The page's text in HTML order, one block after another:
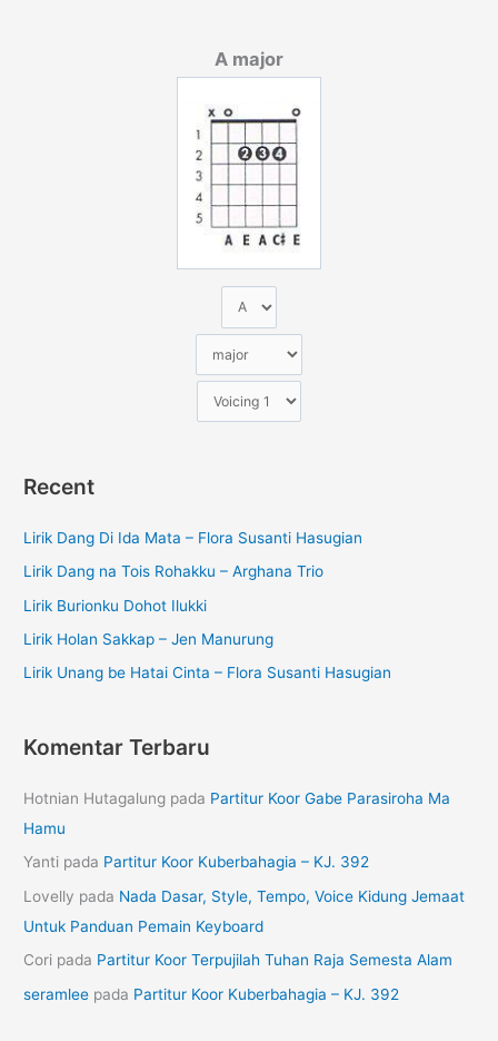
A major
Recent
Lirik Dang Di Ida Mata – Flora Susanti Hasugian
Lirik Dang na Tois Rohakku – Arghana Trio
Lirik Burionku Dohot Ilukki
Lirik Holan Sakkap – Jen Manurung
Lirik Unang be Hatai Cinta – Flora Susanti Hasugian
Komentar Terbaru
Hotnian Hutagalung pada Partitur Koor Gabe Parasiroha Ma
Hamu
Yanti pada Partitur Koor Kuberbahagia – KJ. 392
Lovelly pada Nada Dasar, Style, Tempo, Voice Kidung Jemaat
Untuk Panduan Pemain Keyboard
Cori pada Partitur Koor Terpujilah Tuhan Raja Semesta Alam
seramlee pada Partitur Koor Kuberbahagia – KJ. 392